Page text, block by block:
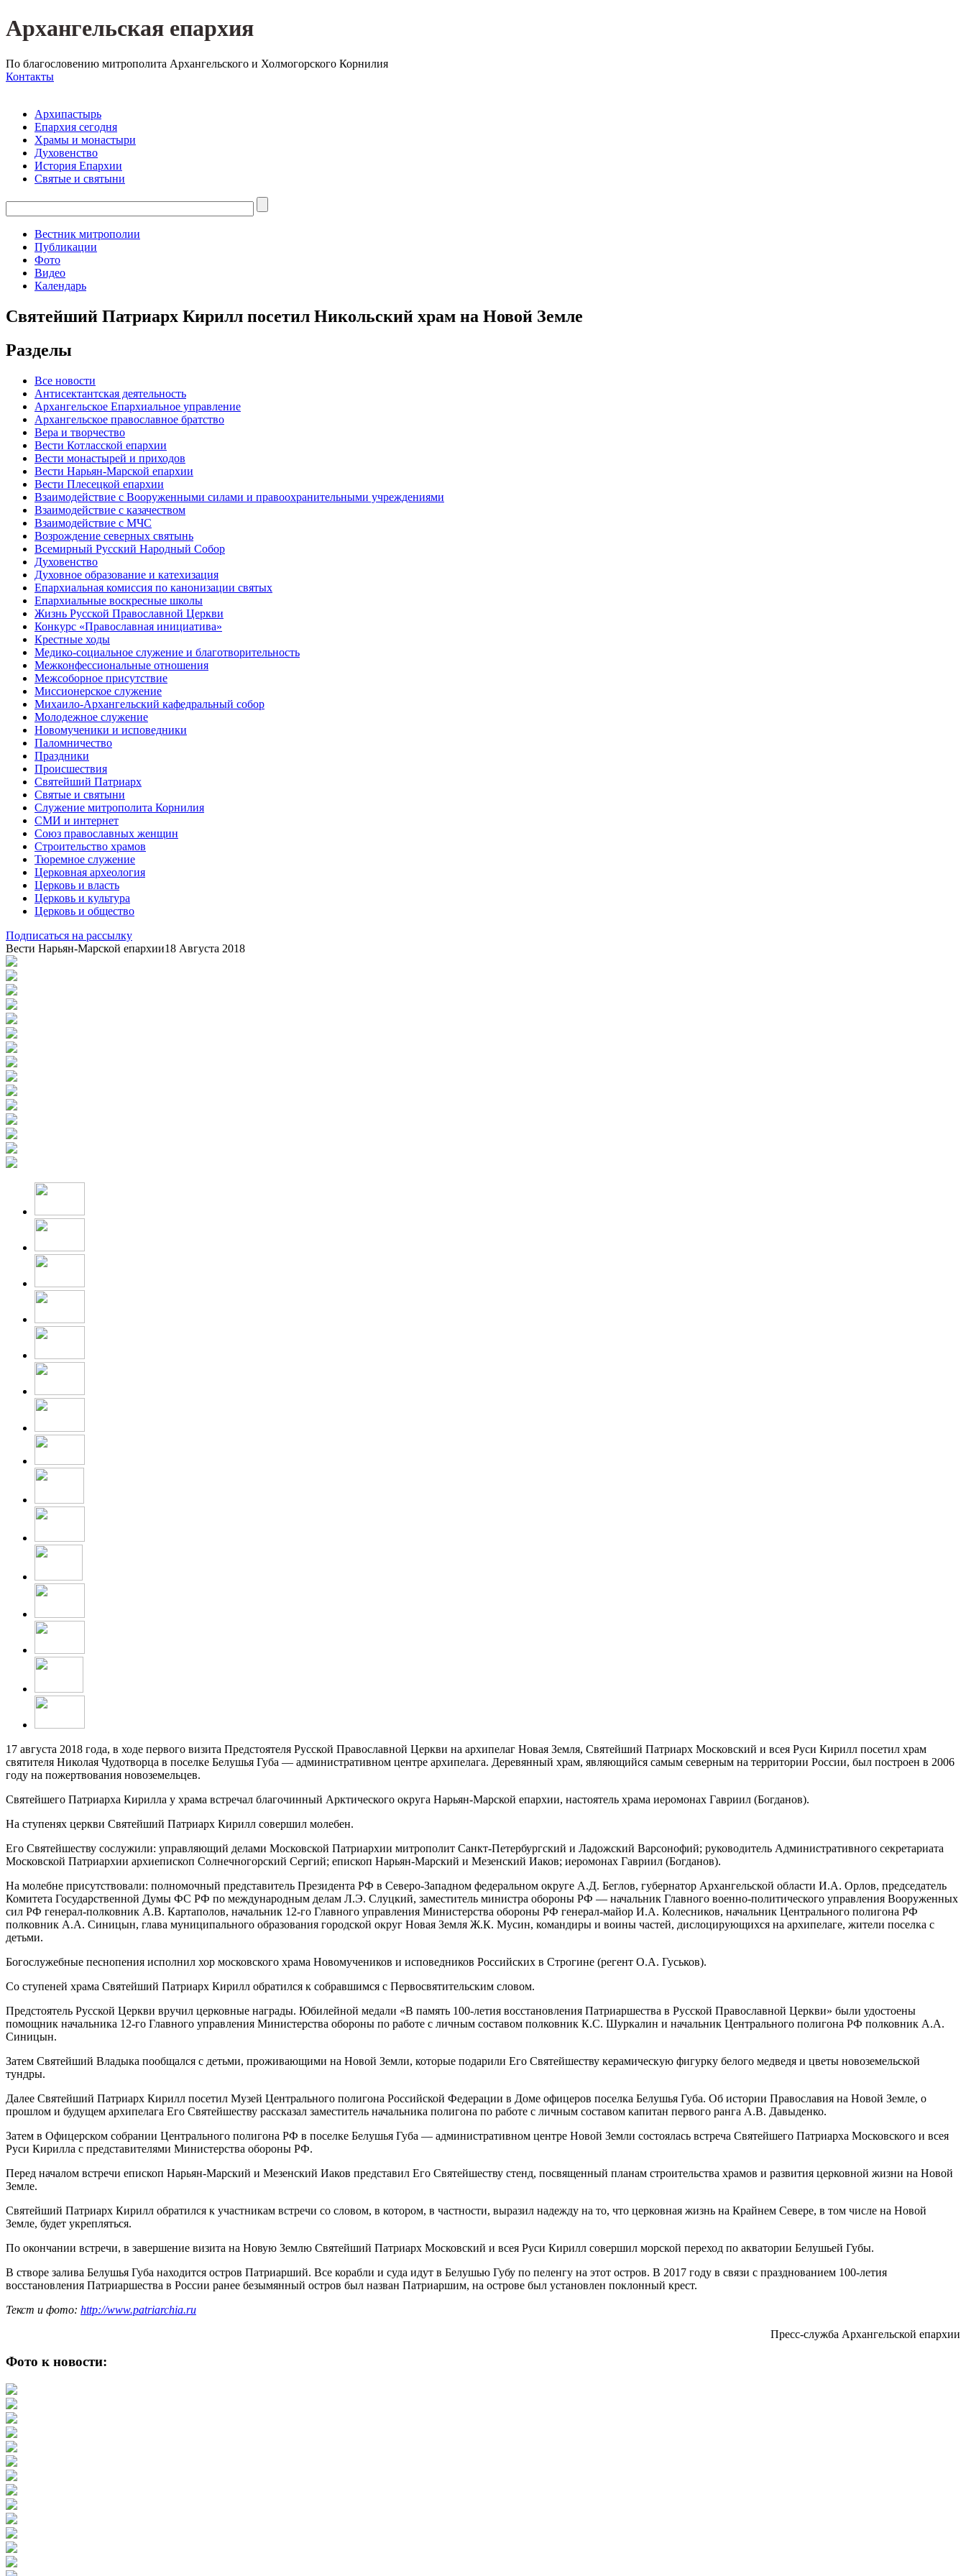
Архангельская епархия
По благословению митрополита Архангельского и Холмогорского Корнилия
Контакты
Архипастырь
Епархия сегодня
Храмы и монастыри
Духовенство
История Епархии
Святые и святыни
Вестник митрополии
Публикации
Фото
Видео
Календарь
Святейший Патриарх Кирилл посетил Никольский храм на Новой Земле
Разделы
Все новости
Антисектантская деятельность
Архангельское Епархиальное управление
Архангельское православное братство
Вера и творчество
Вести Котласской епархии
Вести монастырей и приходов
Вести Нарьян-Марской епархии
Вести Плесецкой епархии
Взаимодействие с Вооруженными силами и правоохранительными учреждениями
Взаимодействие с казачеством
Взаимодействие с МЧС
Возрождение северных святынь
Всемирный Русский Народный Собор
Духовенство
Духовное образование и катехизация
Епархиальная комиссия по канонизации святых
Епархиальные воскресные школы
Жизнь Русской Православной Церкви
Конкурс «Православная инициатива»
Крестные ходы
Медико-социальное служение и благотворительность
Межконфессиональные отношения
Межсоборное присутствие
Миссионерское служение
Михаило-Архангельский кафедральный собор
Молодежное служение
Новомученики и исповедники
Паломничество
Праздники
Происшествия
Святейший Патриарх
Святые и святыни
Служение митрополита Корнилия
СМИ и интернет
Союз православных женщин
Строительство храмов
Тюремное служение
Церковная археология
Церковь и власть
Церковь и культура
Церковь и общество
Подписаться на рассылку
Вести Нарьян-Марской епархии18 Августа 2018
17 августа 2018 года, в ходе первого визита Предстоятеля Русской Православной Церкви на архипелаг Новая Земля, Святейший Патриарх Московский и всея Руси Кирилл посетил храм
святителя Николая Чудотворца в поселке Белушья Губа — административном центре архипелага. Деревянный храм, являющийся самым северным на территории России, был построен в 2006
году на пожертвования новоземельцев.
Святейшего Патриарха Кирилла у храма встречал благочинный Арктического округа Нарьян-Марской епархии, настоятель храма иеромонах Гавриил (Богданов).
На ступенях церкви Святейший Патриарх Кирилл совершил молебен.
Его Святейшеству сослужили: управляющий делами Московской Патриархии митрополит Санкт-Петербургский и Ладожский Варсонофий; руководитель Административного секретариата
Московской Патриархии архиепископ Солнечногорский Сергий; епископ Нарьян-Марский и Мезенский Иаков; иеромонах Гавриил (Богданов).
На молебне присутствовали: полномочный представитель Президента РФ в Северо-Западном федеральном округе А.Д. Беглов, губернатор Архангельской области И.А. Орлов, председатель
Комитета Государственной Думы ФС РФ по международным делам Л.Э. Слуцкий, заместитель министра обороны РФ — начальник Главного военно-политического управления Вооруженных
сил РФ генерал-полковник А.В. Картаполов, начальник 12-го Главного управления Министерства обороны РФ генерал-майор И.А. Колесников, начальник Центрального полигона РФ
полковник А.А. Синицын, глава муниципального образования городской округ Новая Земля Ж.К. Мусин, командиры и воины частей, дислоцирующихся на архипелаге, жители поселка с
детьми.
Богослужебные песнопения исполнил хор московского храма Новомучеников и исповедников Российских в Строгине (регент О.А. Гуськов).
Со ступеней храма Святейший Патриарх Кирилл обратился к собравшимся с Первосвятительским словом.
Предстоятель Русской Церкви вручил церковные награды. Юбилейной медали «В память 100-летия восстановления Патриаршества в Русской Православной Церкви» были удостоены
помощник начальника 12-го Главного управления Министерства обороны по работе с личным составом полковник К.С. Шуркалин и начальник Центрального полигона РФ полковник А.А.
Синицын.
Затем Святейший Владыка пообщался с детьми, проживающими на Новой Земли, которые подарили Его Святейшеству керамическую фигурку белого медведя и цветы новоземельской
тундры.
Далее Святейший Патриарх Кирилл посетил Музей Центрального полигона Российской Федерации в Доме офицеров поселка Белушья Губа. Об истории Православия на Новой Земле, о
прошлом и будущем архипелага Его Святейшеству рассказал заместитель начальника полигона по работе с личным составом капитан первого ранга А.В. Давыденко.
Затем в Офицерском собрании Центрального полигона РФ в поселке Белушья Губа — административном центре Новой Земли состоялась встреча Святейшего Патриарха Московского и всея
Руси Кирилла с представителями Министерства обороны РФ.
Перед началом встречи епископ Нарьян-Марский и Мезенский Иаков представил Его Святейшеству стенд, посвященный планам строительства храмов и развития церковной жизни на Новой
Земле.
Святейший Патриарх Кирилл обратился к участникам встречи со словом, в котором, в частности, выразил надежду на то, что церковная жизнь на Крайнем Севере, в том числе на Новой
Земле, будет укрепляться.
По окончании встречи, в завершение визита на Новую Землю Святейший Патриарх Московский и всея Руси Кирилл совершил морской переход по акватории Белушьей Губы.
В створе залива Белушья Губа находится остров Патриарший. Все корабли и суда идут в Белушью Губу по пеленгу на этот остров. В 2017 году в связи с празднованием 100-летия
восстановления Патриаршества в России ранее безымянный остров был назван Патриаршим, на острове был установлен поклонный крест.
Текст и фото: http://www.patriarchia.ru
Пресс-служба Архангельской епархии
Фото к новости: